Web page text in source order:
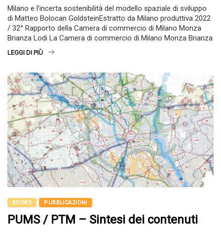
Milano e l’incerta sostenibilità del modello spaziale di sviluppo
di Matteo Bolocan GoldsteinEstratto da Milano produttiva 2022
/ 32° Rapporto della Camera di commercio di Milano Monza
Brianza Lodi La Camera di commercio di Milano Monza Brianza
LEGGI DI PIÙ
BOOKS PUBBLICAZIONI
PUMS / PTM – Sintesi dei contenuti